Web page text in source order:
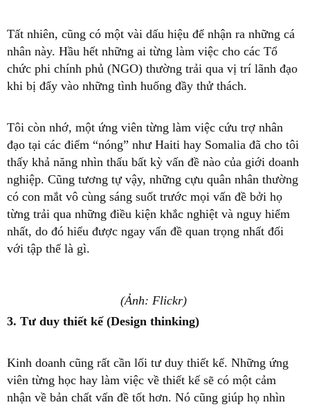
Tất nhiên, cũng có một vài dấu hiệu để nhận ra những cá
nhân này. Hầu hết những ai từng làm việc cho các Tổ
chức phi chính phủ (NGO) thường trải qua vị trí lãnh đạo
khi bị đẩy vào những tình huống đầy thử thách.
Tôi còn nhớ, một ứng viên từng làm việc cứu trợ nhân
đạo tại các điểm “nóng” như Haiti hay Somalia đã cho tôi
thấy khả năng nhìn thấu bất kỳ vấn đề nào của giới doanh
nghiệp. Cũng tương tự vậy, những cựu quân nhân thường
có con mắt vô cùng sáng suốt trước mọi vấn đề bởi họ
từng trải qua những điều kiện khắc nghiệt và nguy hiểm
nhất, do đó hiểu được ngay vấn đề quan trọng nhất đối
với tập thể là gì.
(Ảnh: Flickr)
3. Tư duy thiết kế (Design thinking)
Kinh doanh cũng rất cần lối tư duy thiết kế. Những ứng
viên từng học hay làm việc về thiết kế sẽ có một cảm
nhận về bản chất vấn đề tốt hơn. Nó cũng giúp họ nhìn